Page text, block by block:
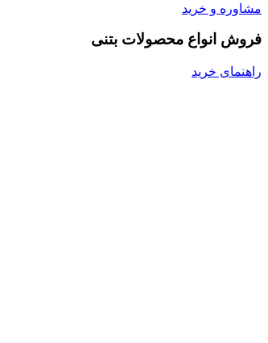
مشاوره و خرید
فروش انواع محصولات بتنی
راهنمای خرید